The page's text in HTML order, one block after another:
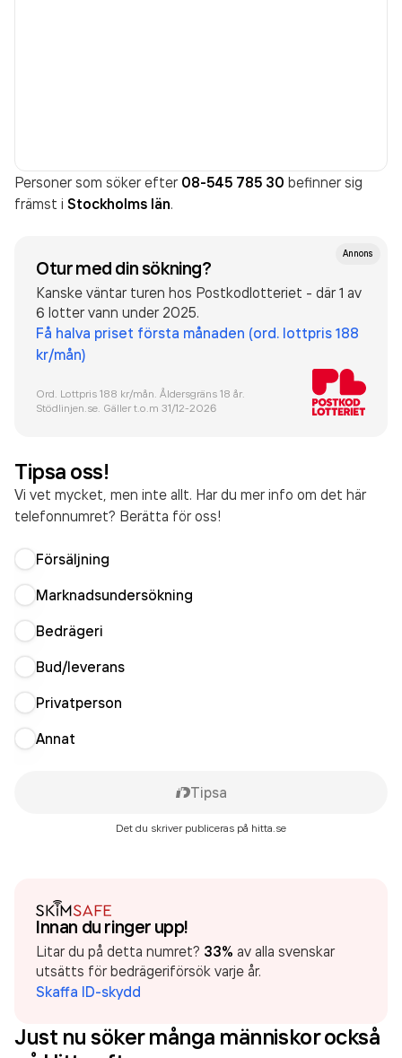
Personer som söker efter 08-545 785 30 befinner sig
främst i Stockholms län.
Annons
Otur med din sökning?
Kanske väntar turen hos Postkodlotteriet - där 1 av
6 lotter vann under 2025.
Få halva priset första månaden (ord. lottpris 188
kr/mån)
Ord. Lottpris 188 kr/mån. Åldersgräns 18 år.
Stödlinjen.se. Gäller t.o.m 31/12-2026
Tipsa oss!
Vi vet mycket, men inte allt. Har du mer info om det här
telefonnumret? Berätta för oss!
Försäljning
Marknadsundersökning
Bedrägeri
Bud/leverans
Privatperson
Annat
Tipsa
Det du skriver publiceras på hitta.se
Innan du ringer upp!
Litar du på detta numret? 33% av alla svenskar
utsätts för bedrägeriförsök varje år.
Skaffa ID-skydd
Just nu söker många människor också